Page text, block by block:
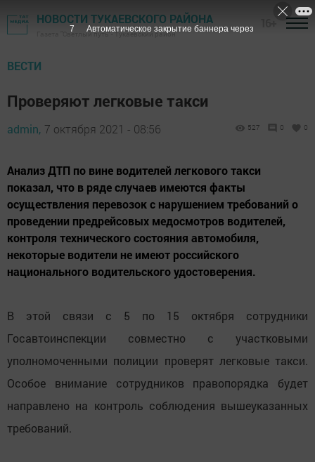
НОВОСТИ ТУКАЕВСКОГО РАЙОНА
Газета "Светлый путь" - Тукаевский район
ВЕСТИ
Проверяют легковые такси
admin, 7 октября 2021 - 08:56 527 0 0
Анализ ДТП по вине водителей легкового такси
показал, что в ряде случаев имеются факты
осуществления перевозок с нарушением требований о
проведении предрейсовых медосмотров водителей,
контроля технического состояния автомобиля,
некоторые водители не имеют российского
национального водительского удостоверения.
В этой связи с 5 по 15 октября сотрудники
Госавтоинспекции совместно с участковыми
уполномоченными полиции проверят легковые такси.
Особое внимание сотрудников правопорядка будет
направлено на контроль соблюдения вышеуказанных
требований.
6 Автоматическое закрытие баннера через